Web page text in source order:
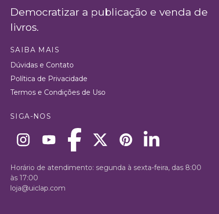
Democratizar a publicação e venda de
livros.
SAIBA MAIS
Dúvidas e Contato
Política de Privacidade
Termos e Condições de Uso
SIGA-NOS
Horário de atendimento: segunda à sexta-feira, das 8:00
às 17:00
loja@uiclap.com